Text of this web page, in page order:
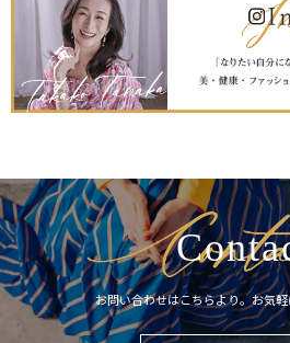
お問い合わせはこちらより。お気軽